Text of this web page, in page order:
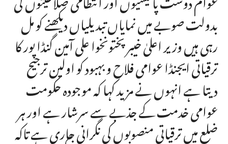
بدولت صوبے میں نمایاں تبدیلیاں دیکھنے کو مل
رہی ہیں وزیر اعلیٰ خیبر پختونخوا علی آمین گنڈا پور کا
ترقیاتی ایجنڈا عوامی فلاح و بہبود کو اولین ترجیح
دیتا ہے انہوں نے مزید کہا کہ موجودہ حکومت
عوامی خدمت کے جذبے سے سرشار ہے اور ہر
ضلع میں ترقیاتی منصوبوں کی نگرانی جاری ہے تاکہ